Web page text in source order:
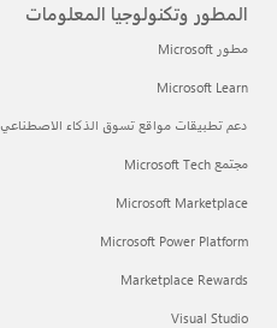
المطور وتكنولوجيا المعلومات
مطور Microsoft
Microsoft Learn
دعم تطبيقات مواقع تسوق الذكاء الاصطناعي
مجتمع Microsoft Tech
Microsoft Marketplace
Microsoft Power Platform
Marketplace Rewards
Visual Studio